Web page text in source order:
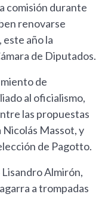
comisión durante
renovarse
año la
de Diputados.
de
al oficialismo,
las propuestas
Nicolás Massot, y
de Pagotto.
Almirón,
a trompadas